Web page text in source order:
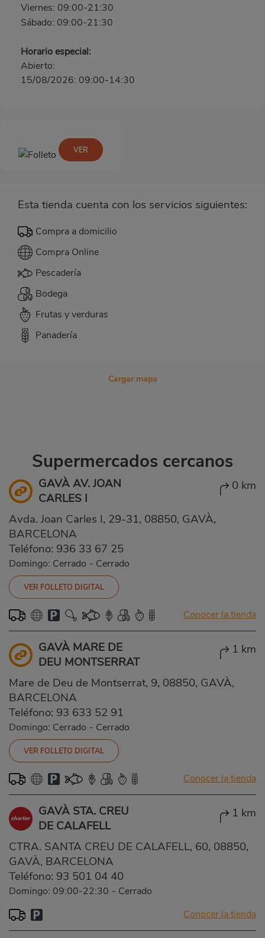
Viernes: 09:00-21:30
Sábado: 09:00-21:30
Horario especial:
Abierto:
15/08/2026: 09:00-14:30
Esta tienda cuenta con los servicios siguientes:
Compra a domicilio
Compra Online
Pescadería
Bodega
Frutas y verduras
Panadería
VER
Cargar mapa
Supermercados cercanos
GAVÀ AV. JOAN
CARLES I
0 km
Avda. Joan Carles I, 29-31, 08850, GAVÀ,
BARCELONA
Teléfono: 936 33 67 25
Domingo: Cerrado - Cerrado
VER FOLLETO DIGITAL
Conocer la tienda
GAVÀ MARE DE
DEU MONTSERRAT
1 km
Mare de Deu de Montserrat, 9, 08850, GAVÀ,
BARCELONA
Teléfono: 93 633 52 91
Domingo: Cerrado - Cerrado
VER FOLLETO DIGITAL
Conocer la tienda
GAVÀ STA. CREU
DE CALAFELL
1 km
CTRA. SANTA CREU DE CALAFELL, 60, 08850,
GAVÀ, BARCELONA
Teléfono: 93 501 04 40
Domingo: 09:00-22:30 - Cerrado
Conocer la tienda